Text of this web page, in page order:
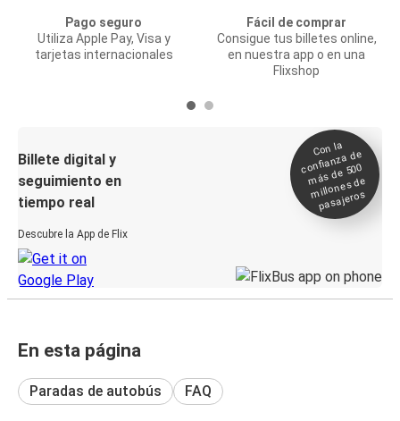
Pago seguro
Utiliza Apple Pay, Visa y
tarjetas internacionales
Fácil de comprar
Consigue tus billetes online,
en nuestra app o en una
Flixshop
Billete digital y
seguimiento en
tiempo real
Descubre la App de Flix
Con la
confianza de
más de 500
millones de
pasajeros
En esta página
Paradas de autobús FAQ